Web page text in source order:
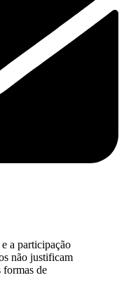
a participação
não justificam
formas de